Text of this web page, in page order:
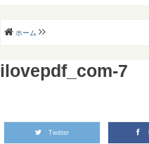
ホーム
ilovepdf_com-7
Twitter